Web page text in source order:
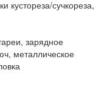
кустореза/сучкореза,
зарядное
металлическое